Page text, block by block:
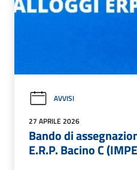
AVVISI
27 APRILE 2026
Bando di
E.R.P. Bacino C